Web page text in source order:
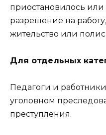
приостановилось или
разрешение на
жительство или
Для отдельных
Педагоги и
уголовном
преступления.